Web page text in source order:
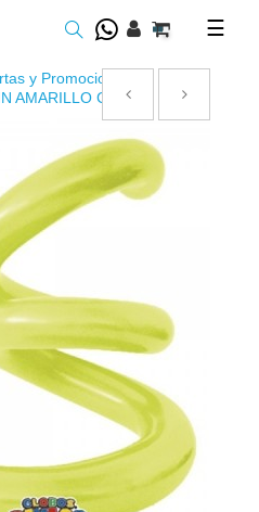
☰
y Promociones
AMARILLO C/50 --